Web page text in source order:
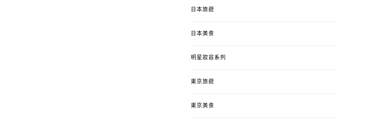
日本旅遊
日本美食
明星妝容系列
東京旅遊
東京美食